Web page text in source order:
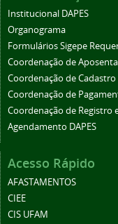
Institucional DAPES
Organograma
Formulários Sigepe
Coordenação de
Coordenação de Cadastro
Coordenação de
Coordenação de Registro
Agendamento DAPES
Acesso Rápido
AFASTAMENTOS
CIEE
CIS UFAM